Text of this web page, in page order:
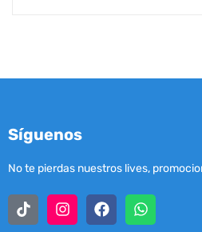
Síguenos
No te pierdas nuestros lives,